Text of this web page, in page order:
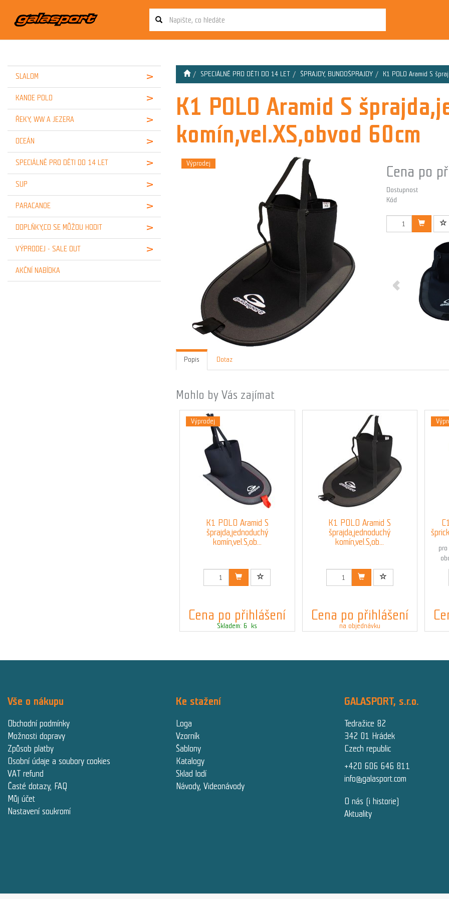
SLALOM
KANOE POLO
ŘEKY, WW A JEZERA
OCEÁN
SPECIÁLNĚ PRO DĚTI DO 14 LET
SUP
PARACANOE
DOPLŇKY,CO SE MŮŽOU HODIT
VÝPRODEJ - SALE OUT
AKČNÍ NABÍDKA
SPECIÁLNĚ PRO DĚTI DO 14 LET ŠPRAJDY, BUNDOŠPRAJDY K1 POLO Aramid S
K1 POLO Aramid S
komín,vel.XS,obvod 60cm
Výprodej
Cena po
Dostupnost
Kód
Popis Dotaz
Mohlo by Vás zajímat
Výprodej
K1 POLO Aramid S
šprajda,jednoduchý
komín,vel.S,ob...
Kód: 03541_RED_S
Cena po přihlášení
Skladem: 6 ks
K1 POLO Aramid S
šprajda,jednoduchý
komín,vel.S,ob...
Kód: 03541_S
Cena po přihlášení
na objednávku
Vše o nákupu
Obchodní podmínky
Možnosti dopravy
Způsob platby
Osobní údaje a soubory cookies
VAT refund
Časté dotazy, FAQ
Můj účet
Nastavení soukromí
Ke stažení
Loga
Vzorník
Šablony
Katalogy
Sklad lodí
Návody, Videonávody
GALASPORT, s.r.o.
Tedražice 82
342 01 Hrádek
Czech republic
+420 606 646 811
info@galasport.com
O nás (i historie)
Aktuality